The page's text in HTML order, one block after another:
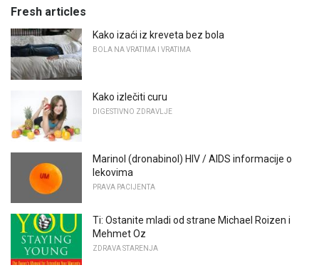
Fresh articles
Kako izaći iz kreveta bez bola
BOLA NA VRATIMA I VRATIMA
Kako izlečiti curu
DIGESTIVNO ZDRAVLJE
Marinol (dronabinol) HIV / AIDS informacije o
lekovima
PRAVA PACIJENTA
Ti: Ostanite mladi od strane Michael Roizen i
Mehmet Oz
ZDRAVA STARENJA